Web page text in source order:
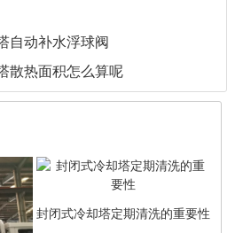
自动补水浮球阀
散热面积怎么算呢
封闭式冷却塔定期清洗的重要性